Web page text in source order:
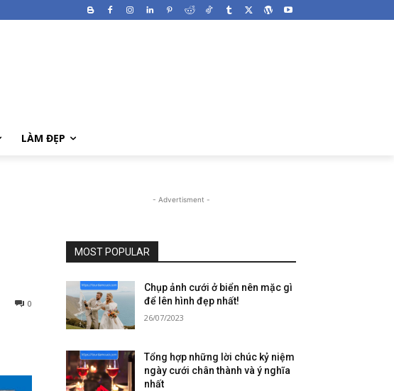
LÀM ĐẸP
0
- Advertisment -
MOST POPULAR
Chụp ảnh cưới ở biển nên mặc gì
để lên hình đẹp nhất!
26/07/2023
Tổng hợp những lời chúc kỷ niệm
ngày cưới chân thành và ý nghĩa
nhất